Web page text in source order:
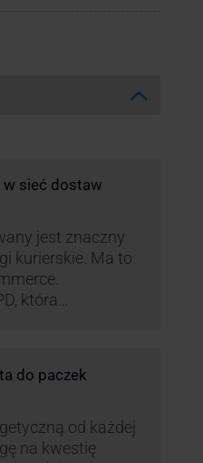
w sieć dostaw
jest znaczny
kurierskie. Ma to
która
do paczek
od każdej
na kwestię